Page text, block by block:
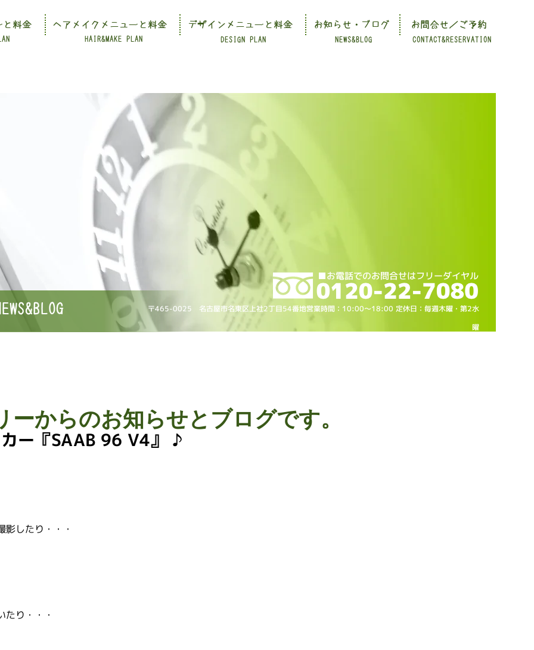
CONTACT&RESERVATION
HAIR&MAKE PLAN DESIGN PLAN NEWS&BLOG
と料金 ヘアメイクメニューと料金 デザインメニューと料金 お知らせ・ブログ お問合せ／ご予約
〒465-0025 名古屋市名東区上社2丁目54番地営業時間：10:00～18:00 定休日：毎週木曜・第2水
曜
ー『SAAB 96 V4』 ♪
したり・・・
り・・・
ーからのお知らせとブログです。